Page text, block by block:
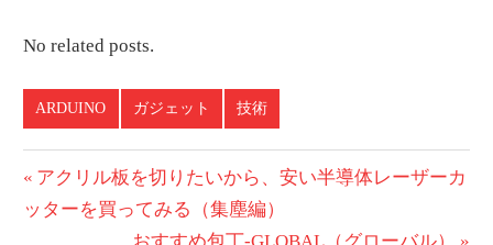
No related posts.
ARDUINO ガジェット 技術
投
稿
前
の
アクリル板を切りたいから、安い半導体レーザーカ
ッターを買ってみる（集塵編）
次